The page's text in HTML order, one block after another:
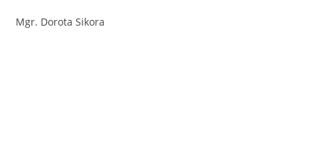
Mgr. Dorota Sikora